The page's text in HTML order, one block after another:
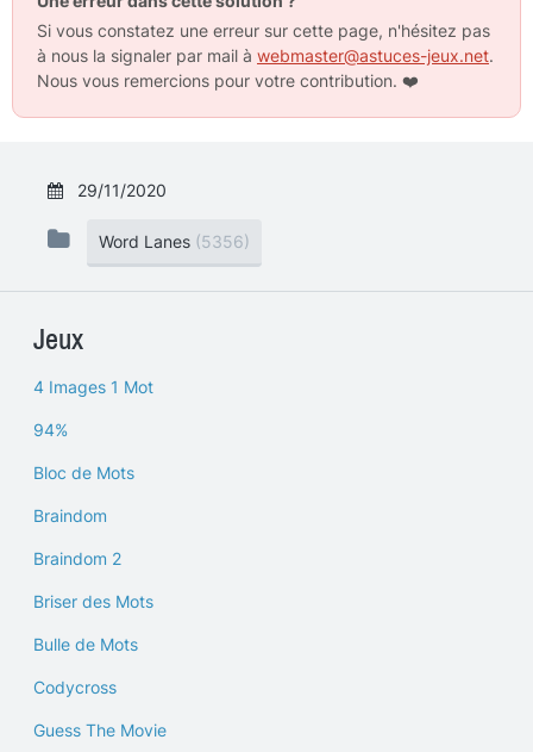
Si vous constatez une erreur sur cette page, n'hésitez pas
à nous la signaler par mail à webmaster@astuces-jeux.net.
Nous vous remercions pour votre contribution. ❤️
29/11/2020
Word Lanes (5356)
Jeux
4 Images 1 Mot
94%
Bloc de Mots
Braindom
Braindom 2
Briser des Mots
Bulle de Mots
Codycross
Guess The Movie